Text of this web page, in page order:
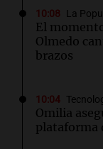
10:08 La Popu
El
Olmedo
brazos
10:04
Omilia
plataforma